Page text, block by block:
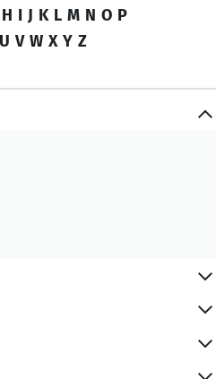
H I J K L M N O P
U V W X Y Z